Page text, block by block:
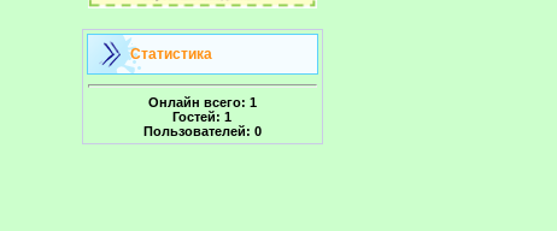
Статистика
Онлайн всего: 1
Гостей: 1
Пользователей: 0